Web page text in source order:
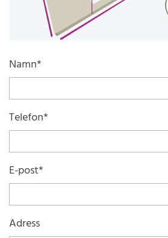
Namn*
Telefon*
E-post*
Adress